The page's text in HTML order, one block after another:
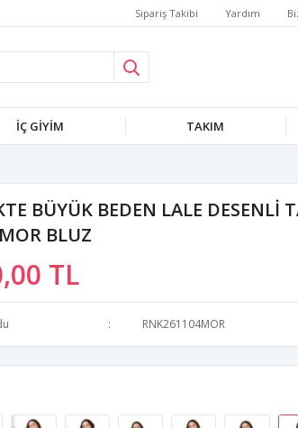
Sipariş Takibi Yardım
İÇ GİYİM TAKIM
BÜYÜK BEDEN LALE DESENLİ
BLUZ
TL
RNK261104MOR